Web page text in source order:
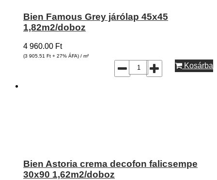
Bien Famous Grey járólap 45x45
1,82m2/doboz
4 960.00 Ft
(3 905.51 Ft + 27% ÁFA) / m²
Kosárba
Bien Astoria crema decofon falicsempe
30x90 1,62m2/doboz